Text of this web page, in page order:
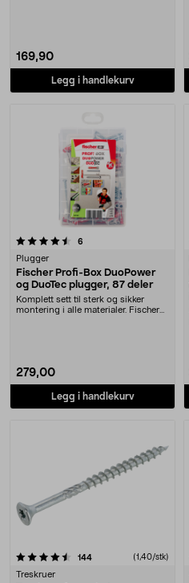
169,90
Legg i handlekurv
6
Plugger
Fischer Profi-Box DuoPower
og DuoTec plugger, 87 deler
Komplett sett til sterk og sikker
montering i alle materialer. Fischer
279,00
Legg i handlekurv
4.5 av 5 stjerner
144anmeldelser(1,40/stk)
Treskruer
4.0 av 5 stjerner